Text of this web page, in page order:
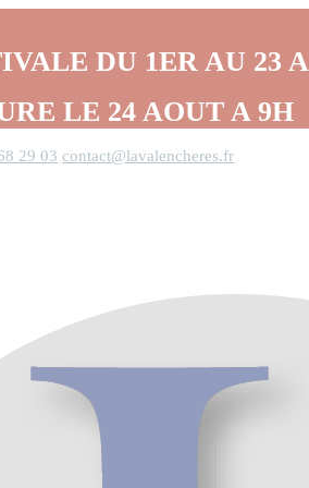
DU 1ER AU 23
LE 24 AOUT A 9H
29 03 contact@lavalencheres.fr